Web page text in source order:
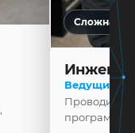
Сложная
Ведущий
Проводит